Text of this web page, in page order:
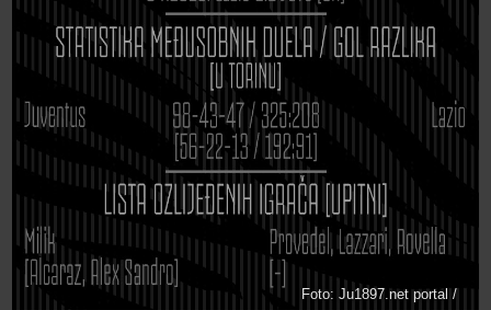
Foto: Ju1897.net portal /